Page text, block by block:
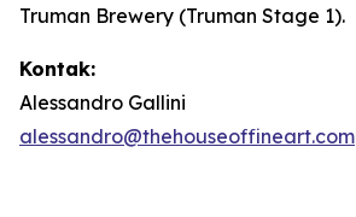
Truman Brewery (Truman Stage 1).
Kontak:
Alessandro Gallini
alessandro@thehouseoffineart.com